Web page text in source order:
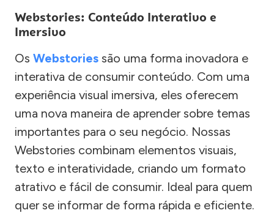
Webstories: Conteúdo Interativo e
Imersivo
Os Webstories são uma forma inovadora e
interativa de consumir conteúdo. Com uma
experiência visual imersiva, eles oferecem
uma nova maneira de aprender sobre temas
importantes para o seu negócio. Nossas
Webstories combinam elementos visuais,
texto e interatividade, criando um formato
atrativo e fácil de consumir. Ideal para quem
quer se informar de forma rápida e eficiente.